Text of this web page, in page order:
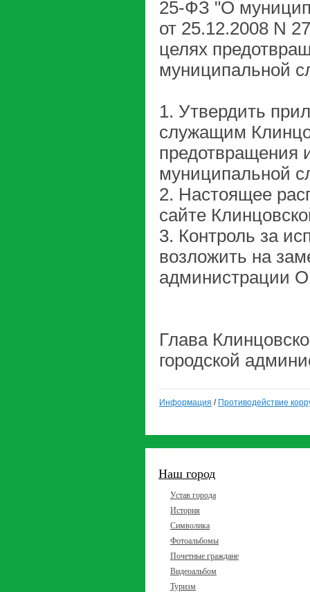
25-ФЗ "О
от 25.12.2008 N
целях
муниципальной
1. Утвердить
служащим
предотвращения
муниципальной
2. Настоящее
сайте
3. Контроль за
возложить на
администрации
Глава
городской
Информация / Противодействие
Наш город
Устав города
История
Символика
Фотоальбомы
Почетные граждане
Видеоальбом
Туризм